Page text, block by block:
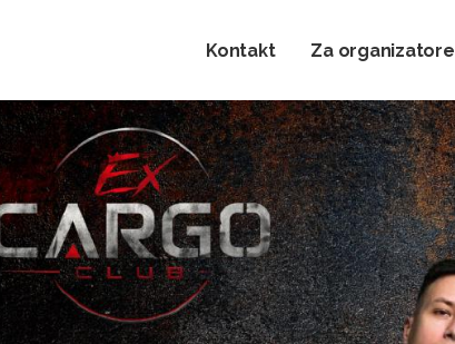
Kontakt Za organizatore